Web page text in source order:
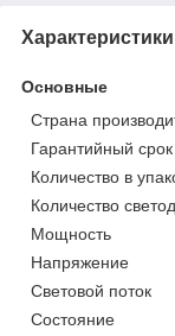
Характеристики
Основные
Страна
Гарантийный срок
Количество в
Количество
Мощность
Напряжение
Световой поток
Состояние